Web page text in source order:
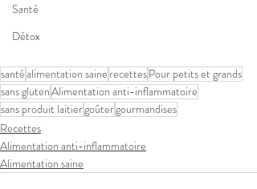
Santé
Détox
santéalimentation saine recettesPour petits et grands
sans glutenAlimentation anti-inflammatoire
sans produit laitiergoûtergourmandises
Recettes
Alimentation anti-inflammatoire
Alimentation saine